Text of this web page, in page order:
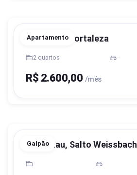
Apartamento
Blumenau, Fortaleza
2 quartos -
R$ 2.600,00 /mês
Galpão
Blumenau, Salto Weissbach
- -